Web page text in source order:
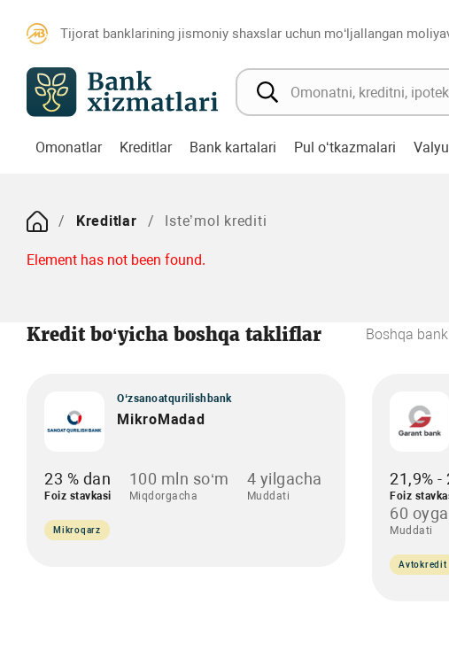
Tijorat banklarining jismoniy shaxslar uchun mo‘ljallangan
Omonatlar Kreditlar Bank kartalari Pul o‘tkazmalari
Kreditlar Iste’mol krediti
Element has not been found.
Kredit bo‘yicha boshqa takliflar Boshqa
O‘zsanoatqurilishbank
MikroMadad
23 % dan
Foiz stavkasi
100 mln so‘m
Miqdorgacha
4 yilgacha
Muddati
Mikroqarz
21,9% -
Foiz
60
Muddati
Avtokredit